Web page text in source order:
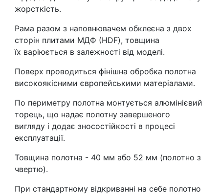
жорсткість.
Рама разом з наповнювачем обклеєна з двох
сторін плитами МДФ (HDF), товщина
їх варіюється в залежності від моделі.
Поверх проводиться фінішна обробка полотна
високоякісними європейськими матеріалами.
По периметру полотна монтується алюмінієвий
торець, що надає полотну завершеного
вигляду і додає зносостійкості в процесі
експлуатації.
Товщина полотна - 40 мм або 52 мм (полотно з
чвертю).
При стандартному відкриванні на себе полотно